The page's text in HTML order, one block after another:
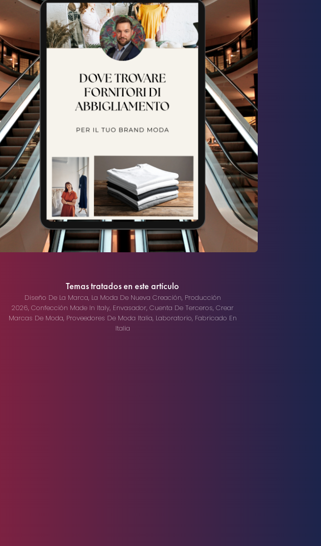
Temas tratados en este artículo
Diseño De La Marca, La Moda De Nueva Creación, Producción
2026, Confección Made In Italy, Envasador, Cuenta De Terceros, Crear
Marcas De Moda, Proveedores De Moda Italia, Laboratorio, Fabricado En
Italia